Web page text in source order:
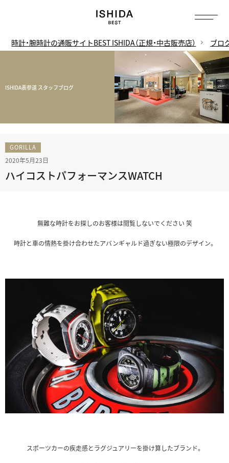
時計・腕時計の通販サイトBEST ISHIDA（正規・中古販売店） ブロ
ISHIDA表参道 スタッフブログ
GORILLA
2020年5月23日
ハイコストパフォーマンスWATCH
無難な時計をお探しのお客様は閲覧しないでください 笑
時計と車の情熱を掛け合わせたアバンギャルド過ぎない極限のデザイン。
スポーツカーの疾走感とラグジュアリーを掛け算したブランド。